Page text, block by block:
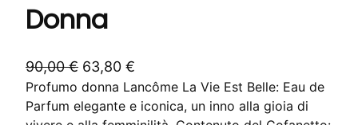
Donna
90,00€ I
l
p
63,80 €
l
p
Profumo donna Lancôme La Vie Est Belle: Eau de
Parfum elegante e iconica, un inno alla gioia di